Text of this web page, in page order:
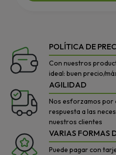
POLÍTICA DE
Con nuestros
ideal: buen precio/
AGILIDAD
Nos esforzamos por
respuesta a las
nuestros clientes
VARIAS FORMAS
Puede pagar con